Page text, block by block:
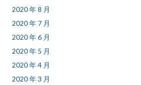
2020 年 8 月
2020 年 7 月
2020 年 6 月
2020 年 5 月
2020 年 4 月
2020 年 3 月